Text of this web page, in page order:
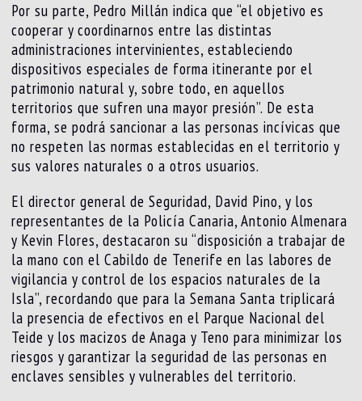
Por su parte, Pedro Millán indica que “el objetivo es
cooperar y coordinarnos entre las distintas
administraciones intervinientes, estableciendo
dispositivos especiales de forma itinerante por el
patrimonio natural y, sobre todo, en aquellos
territorios que sufren una mayor presión”. De esta
forma, se podrá sancionar a las personas incívicas que
no respeten las normas establecidas en el territorio y
sus valores naturales o a otros usuarios.
El director general de Seguridad, David Pino, y los
representantes de la Policía Canaria, Antonio Almenara
y Kevin Flores, destacaron su “disposición a trabajar de
la mano con el Cabildo de Tenerife en las labores de
vigilancia y control de los espacios naturales de la
Isla”, recordando que para la Semana Santa triplicará
la presencia de efectivos en el Parque Nacional del
Teide y los macizos de Anaga y Teno para minimizar los
riesgos y garantizar la seguridad de las personas en
enclaves sensibles y vulnerables del territorio.